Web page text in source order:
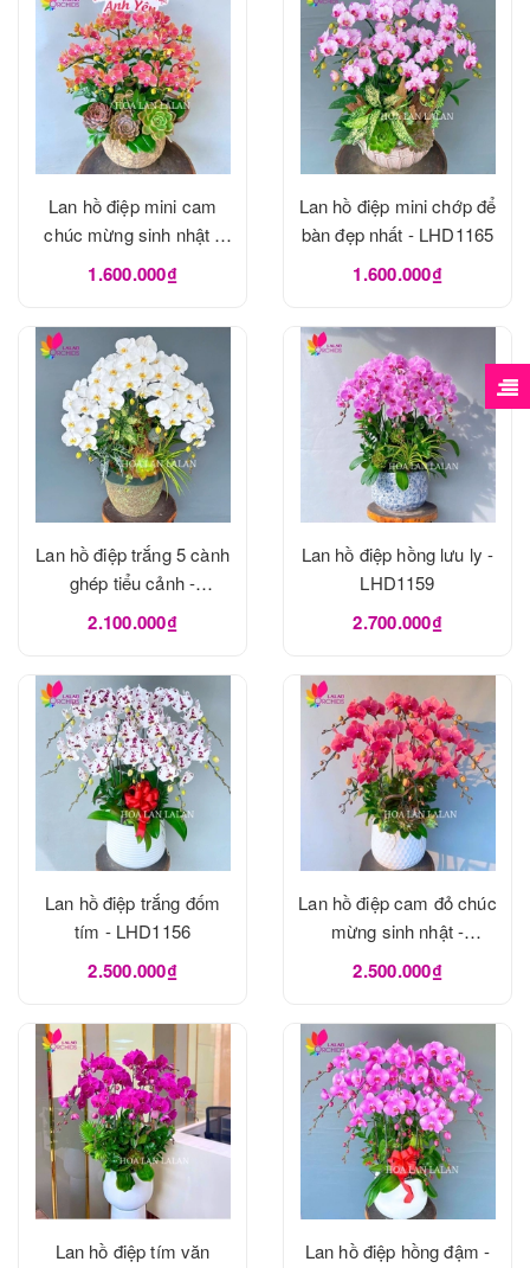
Lan hồ điệp mini cam
chúc mừng sinh nhật -
LHD1166
1.600.000₫
Lan hồ điệp mini chớp để
bàn đẹp nhất - LHD1165
1.600.000₫
Lan hồ điệp trắng 5 cành
ghép tiểu cảnh -
LHD1162
2.100.000₫
Lan hồ điệp hồng lưu ly -
LHD1159
2.700.000₫
Lan hồ điệp trắng đốm
tím - LHD1156
2.500.000₫
Lan hồ điệp cam đỏ chúc
mừng sinh nhật -
LHD1155
2.500.000₫
Lan hồ điệp tím văn
Lan hồ điệp hồng đậm -